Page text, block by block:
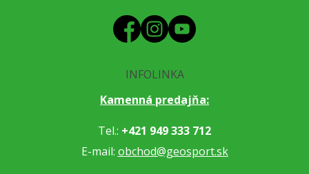
INFOLINKA
Kamenná predajňa:
Tel.: +421 949 333 712
E-mail: obchod@geosport.sk